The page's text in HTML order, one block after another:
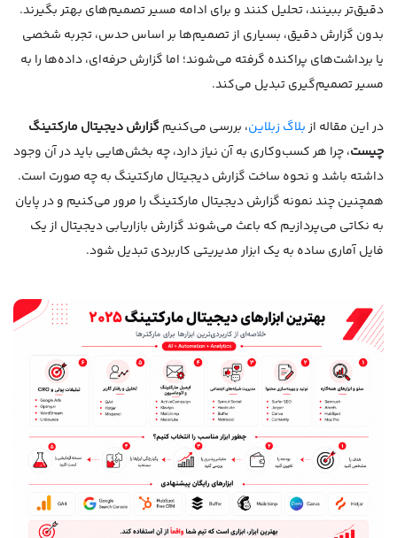
دقیق‌تر ببینند، تحلیل کنند و برای ادامه مسیر تصمیم‌های بهتر بگیرند.
بدون گزارش دقیق، بسیاری از تصمیم‌ها بر اساس حدس، تجربه شخصی
یا برداشت‌های پراکنده گرفته می‌شوند؛ اما گزارش حرفه‌ای، داده‌ها را به
مسیر تصمیم‌گیری تبدیل می‌کند.
در این مقاله ازبلاگ زبلاین، بررسی می‌کنیمگزارش دیجیتال مارکتینگ
چیست، چرا هر کسب‌وکاری به آن نیاز دارد، چه بخش‌هایی باید در آن وجود
داشته باشد و نحوه ساخت گزارش دیجیتال مارکتینگ به چه صورت است.
همچنین چند نمونه گزارش دیجیتال مارکتینگ را مرور می‌کنیم و در پایان
به نکاتی می‌پردازیم که باعث می‌شوند گزارش بازاریابی دیجیتال از یک
فایل آماری ساده به یک ابزار مدیریتی کاربردی تبدیل شود.